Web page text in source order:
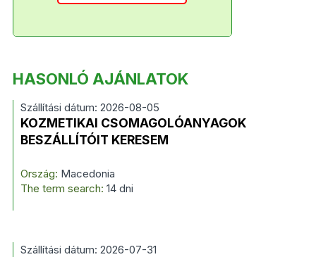
HASONLÓ AJÁNLATOK
Szállítási dátum: 2026-08-05
KOZMETIKAI CSOMAGOLÓANYAGOK
BESZÁLLÍTÓIT KERESEM
Ország: Macedonia
The term search: 14 dni
Szállítási dátum: 2026-07-31